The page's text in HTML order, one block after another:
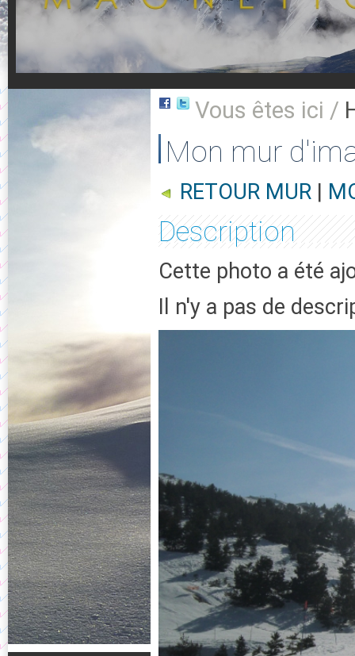
Vous êtes ici /
Mon mur
RETOUR MUR |
Description
Cette photo a été
Il n'y a pas de